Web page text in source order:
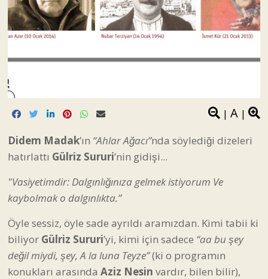
| A |
Didem Madak’ın “Ahlar Ağacı”nda söylediği dizeleri
hatırlattı Gülriz Sururi’nin gidişi...
"Vasiyetimdir: Dalgınlığınıza gelmek istiyorum Ve
kaybolmak o dalgınlıkta.”
Öyle sessiz, öyle sade ayrıldı aramızdan. Kimi tabii ki
biliyor Gülriz Sururi’yi, kimi için sadece “aa bu şey
değil miydi, şey, A la luna Teyze”(ki o programın
konukları arasında Aziz Nesin vardır, bilen bilir),